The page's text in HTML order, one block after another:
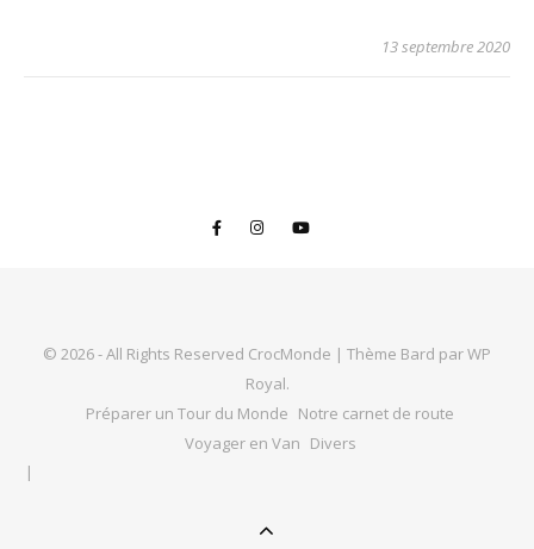
13 septembre 2020
© 2026 - All Rights Reserved CrocMonde | Thème Bard parWP
Royal.
Préparer un Tour du Monde Notre carnet de route
Voyager en Van Divers